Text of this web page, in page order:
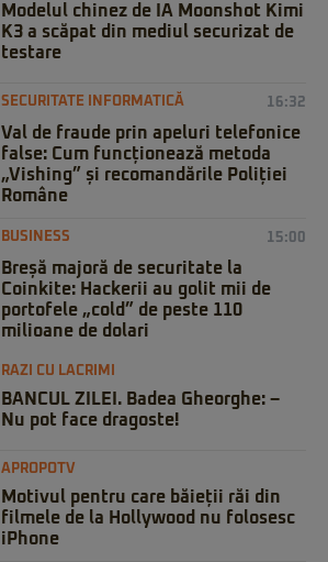
Modelul chinez de IA Moonshot Kimi
K3 a scăpat din mediul securizat de
testare
SECURITATE INFORMATICĂ 16:32
Val de fraude prin apeluri telefonice
false: Cum funcționează metoda
„Vishing” și recomandările Poliției
Române
BUSINESS 15:00
Breșă majoră de securitate la
Coinkite: Hackerii au golit mii de
portofele „cold” de peste 110
milioane de dolari
RAZI CU LACRIMI
BANCUL ZILEI. Badea Gheorghe: –
Nu pot face dragoste!
APROPOTV
Motivul pentru care băieții răi din
filmele de la Hollywood nu folosesc
iPhone